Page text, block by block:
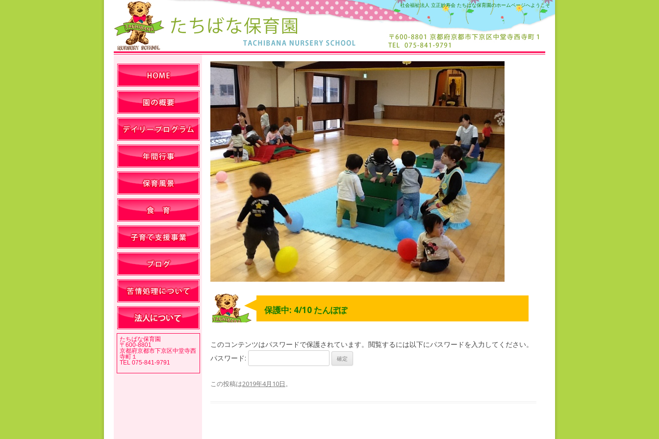
社会福祉法人 立正妙寿会 たちばな保育園のホームページへようこそ
保護中: 4/10 たんぽぽ
このコンテンツはパスワードで保護されています。閲覧するには以下にパスワードを入力してください。
パスワード:
この投稿は2019年4月10日。
たちばな保育園
〒600-8801
京都府京都市下京区中堂寺西
寺町１
TEL 075-841-9791